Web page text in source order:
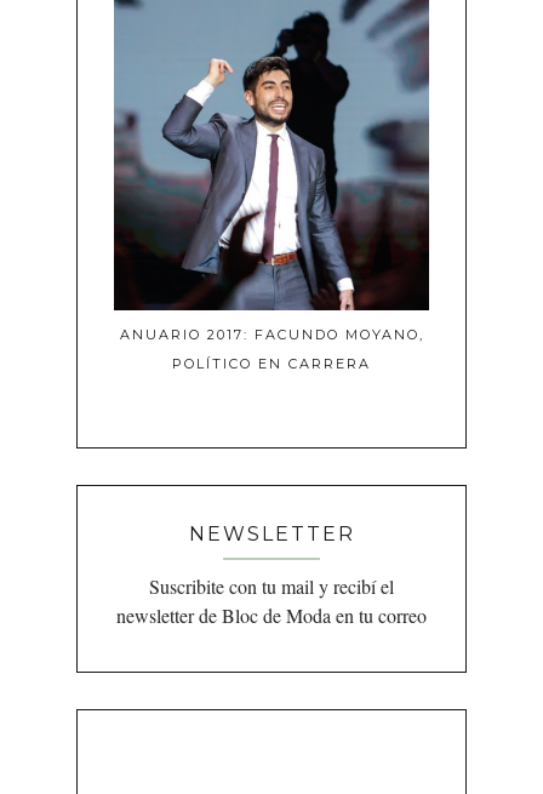
ANUARIO 2017: FACUNDO MOYANO,
POLÍTICO EN CARRERA
NEWSLETTER
Suscribite con tu mail y recibí el
newsletter de Bloc de Moda en tu correo